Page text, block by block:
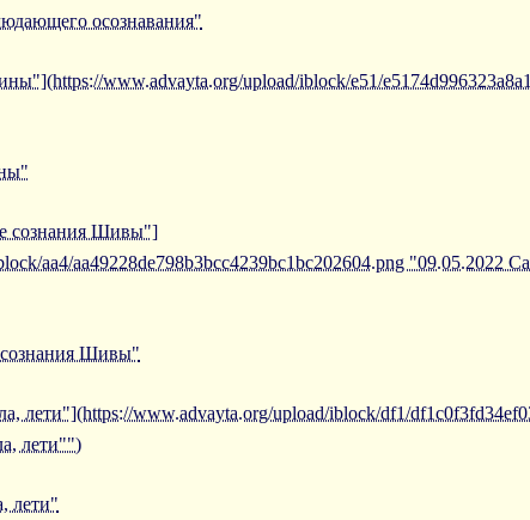
осознавания"
www.advayta.org/upload/iblock/e51/
сознания Шивы"]
aa4/aa49228de798b3bcc4239bc1bc202604.png "09.05.2022
сознания Шивы"
лети"](https://www.advayta.org/upload/iblock/df1/
лети"")
лети"